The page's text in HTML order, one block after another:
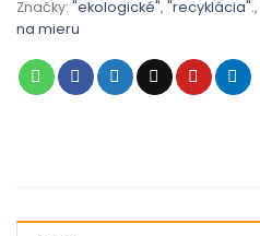
Značky: "ekologické", "recyklácia".,
na mieru